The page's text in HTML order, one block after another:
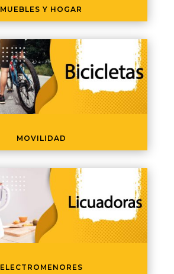
MUEBLES Y HOGAR
MOVILIDAD
ELECTROMENORES